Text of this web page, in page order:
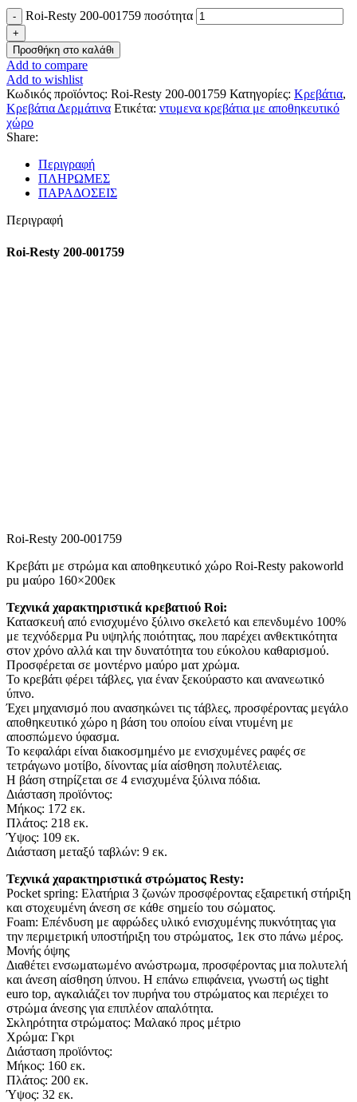
Roi-Resty 200-001759 ποσότητα
Προσθήκη στο καλάθι
Add to compare
Add to wishlist
Κωδικός προϊόντος: Roi-Resty 200-001759 Κατηγορίες: Κρεβάτια,
Κρεβάτια Δερμάτινα Ετικέτα: ντυμενα κρεβάτια με αποθηκευτικό
χώρο
Share:
Περιγραφή
ΠΛΗΡΩΜΕΣ
ΠΑΡΑΔΟΣΕΙΣ
Περιγραφή
Roi-Resty 200-001759
Roi-Resty 200-001759
Κρεβάτι με στρώμα και αποθηκευτικό χώρο Roi-Resty pakoworld
pu μαύρο 160×200εκ
Τεχνικά χαρακτηριστικά κρεβατιού Roi:
Κατασκευή από ενισχυμένο ξύλινο σκελετό και επενδυμένο 100%
με τεχνόδερμα Pu υψηλής ποιότητας, που παρέχει ανθεκτικότητα
στον χρόνο αλλά και την δυνατότητα του εύκολου καθαρισμού.
Προσφέρεται σε μοντέρνο μαύρο ματ χρώμα.
Το κρεβάτι φέρει τάβλες, για έναν ξεκούραστο και ανανεωτικό
ύπνο.
Έχει μηχανισμό που ανασηκώνει τις τάβλες, προσφέροντας μεγάλο
αποθηκευτικό χώρο η βάση του οποίου είναι ντυμένη με
αποσπώμενο ύφασμα.
Το κεφαλάρι είναι διακοσμημένο με ενισχυμένες ραφές σε
τετράγωνο μοτίβο, δίνοντας μία αίσθηση πολυτέλειας.
Η βάση στηρίζεται σε 4 ενισχυμένα ξύλινα πόδια.
Διάσταση προϊόντος:
Μήκος: 172 εκ.
Πλάτος: 218 εκ.
Ύψος: 109 εκ.
Διάσταση μεταξύ ταβλών: 9 εκ.
Τεχνικά χαρακτηριστικά στρώματος Resty:
Pocket spring: Ελατήρια 3 ζωνών προσφέροντας εξαιρετική στήριξη
και στοχευμένη άνεση σε κάθε σημείο του σώματος.
Foam: Eπένδυση με αφρώδες υλικό ενισχυμένης πυκνότητας για
την περιμετρική υποστήριξη του στρώματος, 1εκ στο πάνω μέρος.
Μονής όψης
Διαθέτει ενσωματωμένο ανώστρωμα, προσφέροντας μια πολυτελή
και άνεση αίσθηση ύπνου. Η επάνω επιφάνεια, γνωστή ως tight
euro top, αγκαλιάζει τον πυρήνα του στρώματος και περιέχει το
στρώμα άνεσης για επιπλέον απαλότητα.
Σκληρότητα στρώματος: Μαλακό προς μέτριο
Χρώμα: Γκρι
Διάσταση προϊόντος:
Μήκος: 160 εκ.
Πλάτος: 200 εκ.
Ύψος: 32 εκ.